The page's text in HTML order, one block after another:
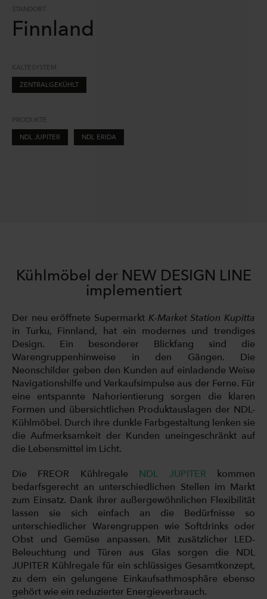
STANDORT
Finnland
KÄLTESYSTEM
ZENTRALGEKÜHLT
PRODUKTE
NDL JUPITER
NDL ERIDA
Kühlmöbel der NEW DESIGN LINE
implementiert
Der neu eröffnete Supermarkt K-Market Station Kupitta
in Turku, Finnland, hat ein modernes und trendiges
Design. Ein besonderer Blickfang sind die
Warengruppenhinweise in den Gängen. Die
Neonschilder geben den Kunden auf einladende Weise
Navigationshilfe und Verkaufsimpulse aus der Ferne. Für
eine entspannte Nahorientierung sorgen die klaren
Formen und übersichtlichen Produktauslagen der NDL-
Kühlmöbel. Durch ihre dunkle Farbgestaltung lenken sie
die Aufmerksamkeit der Kunden uneingeschränkt auf
die Lebensmittel im Licht.
Die FREOR Kühlregale NDL JUPITER kommen
bedarfsgerecht an unterschiedlichen Stellen im Markt
zum Einsatz. Dank ihrer außergewöhnlichen Flexibilität
lassen sie sich einfach an die Bedürfnisse so
unterschiedlicher Warengruppen wie Softdrinks oder
Obst und Gemüse anpassen. Mit zusätzlicher LED-
Beleuchtung und Türen aus Glas sorgen die NDL
JUPITER Kühlregale für ein schlüssiges Gesamtkonzept,
zu dem ein gelungene Einkaufsathmosphäre ebenso
gehört wie ein reduzierter Energieverbrauch.